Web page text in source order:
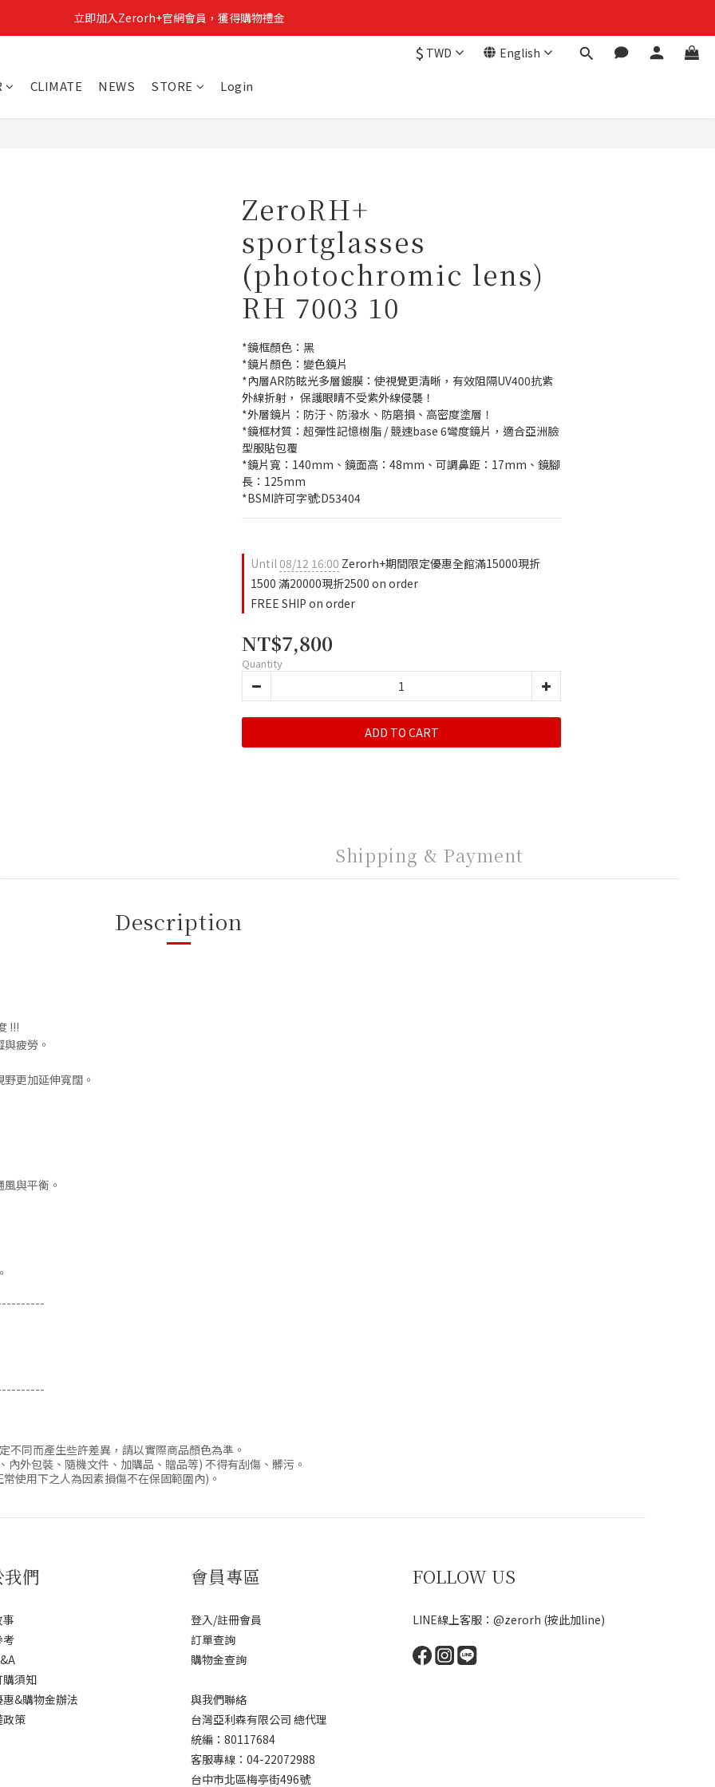
立即加入Zerorh+官網會員，獲得購物禮金
立即加入Zerorh+官網會員，獲得購物禮金
立即加入Zerorh+官網會員，獲得購物禮金
$ TWD English
CLIMATE NEWS STORE Login
ZeroRH+
sportglasses
(photochromic lens)
RH 7003 10
*鏡框顏色：黑
*鏡片顏色：變色鏡片
*內層AR防眩光多層鍍膜：使視覺更清晰，有效阻隔UV400抗紫
外線折射， 保護眼睛不受紫外線侵襲！
*外層鏡片：防汙、防潑水、防磨損、高密度塗層！
*鏡框材質：超彈性記憶樹脂 / 競速base 6彎度鏡片，適合亞洲臉
型服貼包覆
*鏡片寬：140mm、鏡面高：48mm、可調鼻距：17mm、鏡腳
長：125mm
*BSMI許可字號:D53404
Until08/12 16:00 Zerorh+期間限定優惠全館滿15000現折
1500 滿20000現折2500 on order
FREE SHIP on order
NT$7,800
Quantity
ADD TO CART
Shipping & Payment
Description
!!!
疲勞。
更加延伸寬闊。
與平衡。
同而產生些許差異，請以實際商品顏色為準。
外包裝、隨機文件、加購品、贈品等) 不得有刮傷、髒污。
使用下之人為因素損傷不在保固範圍內)。
我們
考
須知
&購物金辦法
政策
會員專區
登入/註冊會員
訂單查詢
購物金查詢
與我們聯絡
台灣亞利森有限公司 總代理
統編：80117684
客服專線：04-22072988
台中市北區梅亭街496號
FOLLOW US
LINE線上客服：@zerorh (按此加line)